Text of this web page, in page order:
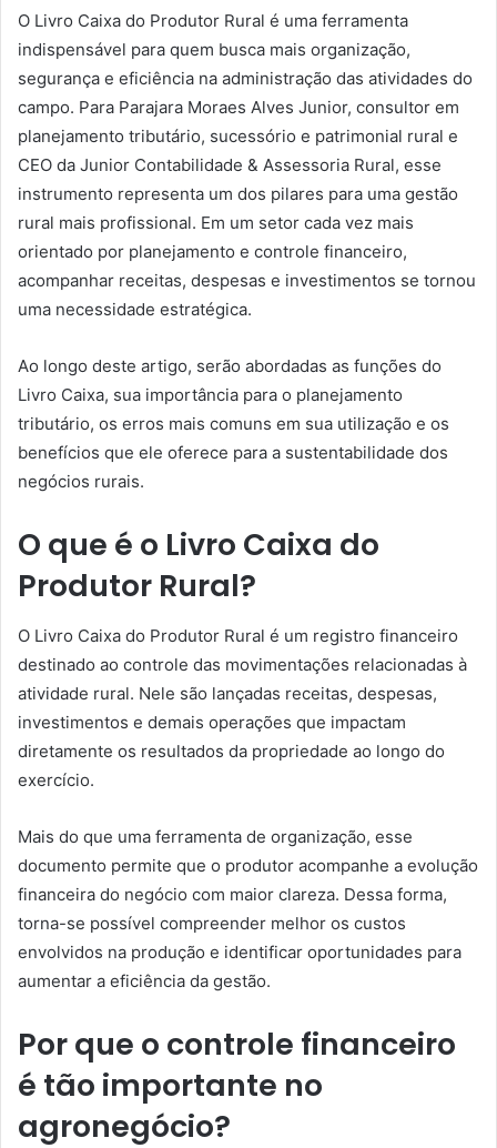
O Livro Caixa do Produtor Rural é uma ferramenta
indispensável para quem busca mais organização,
segurança e eficiência na administração das atividades do
campo. Para Parajara Moraes Alves Junior, consultor em
planejamento tributário, sucessório e patrimonial rural e
CEO da Junior Contabilidade & Assessoria Rural, esse
instrumento representa um dos pilares para uma gestão
rural mais profissional. Em um setor cada vez mais
orientado por planejamento e controle financeiro,
acompanhar receitas, despesas e investimentos se tornou
uma necessidade estratégica.
Ao longo deste artigo, serão abordadas as funções do
Livro Caixa, sua importância para o planejamento
tributário, os erros mais comuns em sua utilização e os
benefícios que ele oferece para a sustentabilidade dos
negócios rurais.
O que é o Livro Caixa do
Produtor Rural?
O Livro Caixa do Produtor Rural é um registro financeiro
destinado ao controle das movimentações relacionadas à
atividade rural. Nele são lançadas receitas, despesas,
investimentos e demais operações que impactam
diretamente os resultados da propriedade ao longo do
exercício.
Mais do que uma ferramenta de organização, esse
documento permite que o produtor acompanhe a evolução
financeira do negócio com maior clareza. Dessa forma,
torna-se possível compreender melhor os custos
envolvidos na produção e identificar oportunidades para
aumentar a eficiência da gestão.
Por que o controle financeiro
é tão importante no
agronegócio?